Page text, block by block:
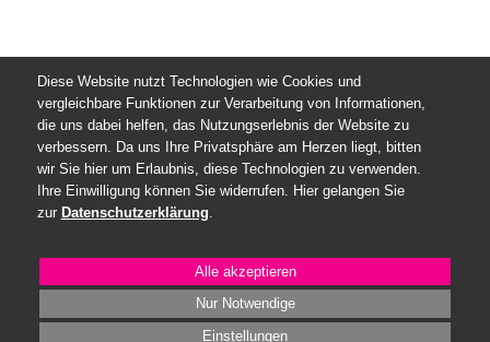
Diese Website nutzt Technologien wie Cookies und
vergleichbare Funktionen zur Verarbeitung von Informationen,
die uns dabei helfen, das Nutzungserlebnis der Website zu
verbessern. Da uns Ihre Privatsphäre am Herzen liegt, bitten
wir Sie hier um Erlaubnis, diese Technologien zu verwenden.
Ihre Einwilligung können Sie widerrufen. Hier gelangen Sie
zur Datenschutzerklärung.
Alleakzeptieren
Nur Notwendige
Einstellungen